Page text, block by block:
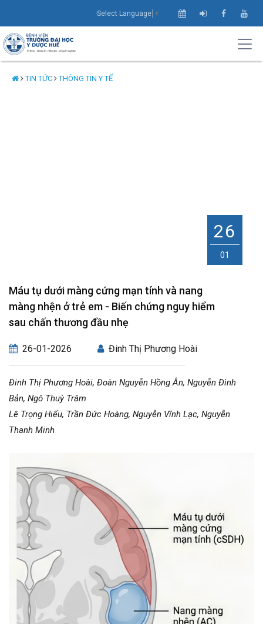
Select Language ▼
TIN TỨC THÔNG TIN Y TẾ
26
01
Máu tụ dưới màng cứng mạn tính và nang
màng nhện ở trẻ em - Biến chứng nguy hiểm
sau chấn thương đầu nhẹ
26-01-2026 Đinh Thị Phương Hoài
Đinh Thị Phương Hoài, Đoàn Nguyễn Hồng Ân, Nguyễn Đình
Bản, Ngô Thuỳ Trâm
Lê Trọng Hiếu, Trần Đức Hoàng, Nguyễn Vĩnh Lạc, Nguyễn
Thanh Minh